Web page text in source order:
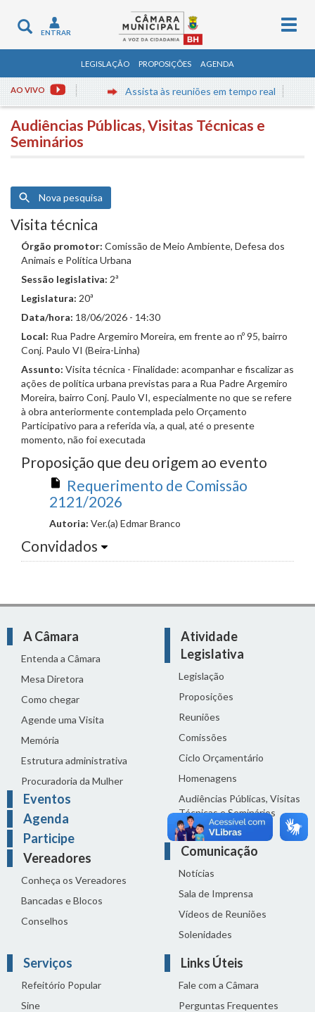
Toggle
navigation
ENTRAR
LEGISLAÇÃO PROPOSIÇÕES AGENDA
AO VIVO Assista às reuniões em tempo real
Audiências Públicas, Visitas Técnicas e
Seminários
Nova pesquisa
Visita técnica
Órgão promotor: Comissão de Meio Ambiente, Defesa dos
Animais e Política Urbana
Sessão legislativa: 2ª
Legislatura: 20ª
Data/hora: 18/06/2026 - 14:30
Local: Rua Padre Argemiro Moreira, em frente ao nº 95, bairro
Conj. Paulo VI (Beira-Linha)
Assunto: Visita técnica - Finalidade: acompanhar e fiscalizar as
ações de política urbana previstas para a Rua Padre Argemiro
Moreira, bairro Conj. Paulo VI, especialmente no que se refere
à obra anteriormente contemplada pelo Orçamento
Participativo para a referida via, a qual, até o presente
momento, não foi executada
Proposição que deu origem ao evento
Requerimento de Comissão
2121/2026
Autoria: Ver.(a) Edmar Branco
Convidados
A Câmara
Entenda a Câmara
Mesa Diretora
Como chegar
Agende uma Visita
Memória
Estrutura administrativa
Procuradoria da Mulher
Eventos
Agenda
Participe
Vereadores
Conheça os Vereadores
Bancadas e Blocos
Conselhos
Atividade
Legislativa
Legislação
Proposições
Reuniões
Comissões
Ciclo Orçamentário
Homenagens
Audiências Públicas, Visitas
Técnicas e Seminários
Distribuição do dia
Comunicação
Notícias
Sala de Imprensa
Vídeos de Reuniões
Solenidades
Serviços
Refeitório Popular
Sine
Links Úteis
Fale com a Câmara
Perguntas Frequentes